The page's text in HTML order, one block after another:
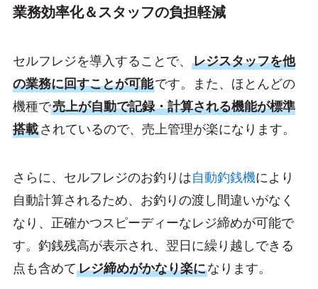
業務効率化＆スタッフの負担軽減
セルフレジを導入することで、 レジスタッフを他
の業務に回すことが可能です。また、ほとんどの
機種で売上が自動で記録・計算される機能が標準
搭載されているので、売上管理が楽になります。
さらに、セルフレジのお釣りは自動釣銭機により
自動計算されるため、お釣りの渡し間違いがなく
なり、正確かつスピーディーなレジ締めが可能で
す。釣銭残高が表示され、翌日に繰り越しできる
点も含めてレジ締めがかなり楽になります。